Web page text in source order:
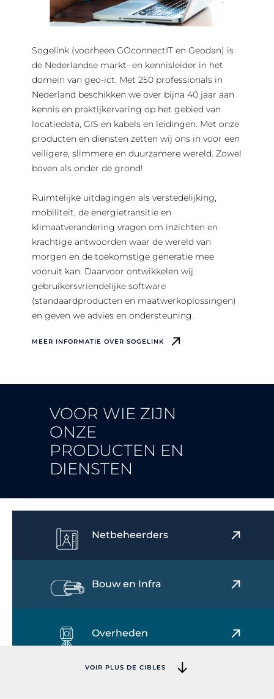
Sogelink (voorheen GOconnectIT en Geodan) is
de Nederlandse markt- en kennisleider in het
domein van geo-ict. Met 250 professionals in
Nederland beschikken we over bijna 40 jaar aan
kennis en praktijkervaring op het gebied van
locatiedata, GIS en kabels en leidingen. Met onze
producten en diensten zetten wij ons in voor een
veiligere, slimmere en duurzamere wereld. Zowel
boven als onder de grond!
Ruimtelijke uitdagingen als verstedelijking,
mobiliteit, de energietransitie en
klimaatverandering vragen om inzichten en
krachtige antwoorden waar de wereld van
morgen en de toekomstige generatie mee
vooruit kan. Daarvoor ontwikkelen wij
gebruikersvriendelijke software
(standaardproducten en maatwerkoplossingen)
en geven we advies en ondersteuning.
MEER INFORMATIE OVER SOGELINK
VOOR WIE ZIJN
ONZE
PRODUCTEN EN
DIENSTEN
Netbeheerders
Bouw en Infra
Overheden
VOIR PLUS DE CIBLES